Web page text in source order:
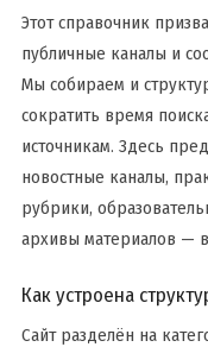
Этот справочник
публичные каналы и
Мы собираем и
сократить время
источникам. Здесь
новостные каналы,
рубрики,
архивы материалов —
Как устроена
Сайт разделён на